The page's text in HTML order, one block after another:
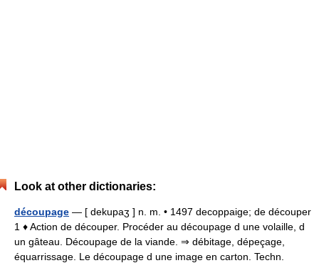
Look at other dictionaries:
découpage — [ dekupaʒ ] n. m. • 1497 decoppaige; de découper
1 ♦ Action de découper. Procéder au découpage d une volaille, d
un gâteau. Découpage de la viande. ⇒ débitage, dépeçage,
équarrissage. Le découpage d une image en carton. Techn.